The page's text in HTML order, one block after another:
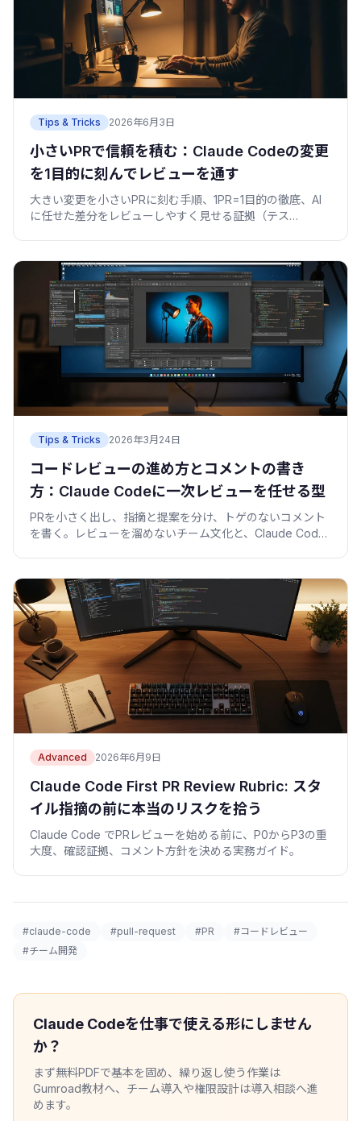
Tips & Tricks 2026年6月3日
小さいPRで信頼を積む：Claude Codeの変更
を1目的に刻んでレビューを通す
大きい変更を小さいPRに刻む手順、1PR=1目的の徹底、AI
に任せた差分をレビューしやすく見せる証拠（テス
Tips & Tricks 2026年3月24日
コードレビューの進め方とコメントの書き
方：Claude Codeに一次レビューを任せる型
PRを小さく出し、指摘と提案を分け、トゲのないコメント
を書く。レビューを溜めないチーム文化と、Claude Code
Advanced 2026年6月9日
Claude Code First PR Review Rubric: スタ
イル指摘の前に本当のリスクを拾う
Claude Code でPRレビューを始める前に、P0からP3の重
大度、確認証拠、コメント方針を決める実務ガイド。
#claude-code #pull-request #PR
#コードレビュー
#チーム開発
Claude Codeを仕事で使える形にしません
か？
まず無料PDFで基本を固め、繰り返し使う作業は
Gumroad教材へ、チーム導入や権限設計は導入相談へ進
めます。